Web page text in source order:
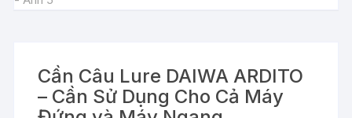
Cần Câu Lure DAIWA ARDITO
– Cần Sử Dụng Cho Cả Máy